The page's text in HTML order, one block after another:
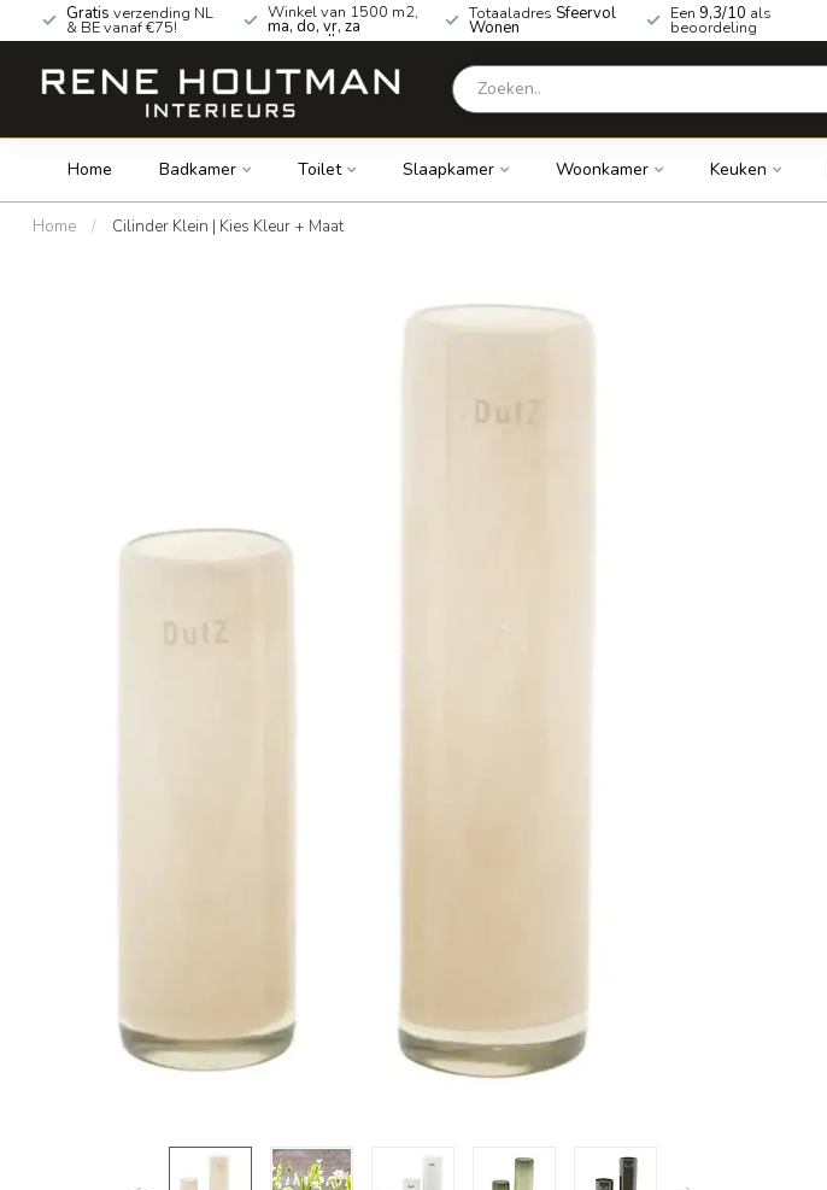
Gratis verzending NL
& BE vanaf €75!
Winkel van 1500 m2,
ma, do, vr, za
geopend!
Totaaladres Sfeervol
Wonen
Een 9,3/10 als
beoordeling
Home Badkamer Toilet Slaapkamer Woonkamer Keuken
Home / Cilinder Klein | Kies Kleur + Maat